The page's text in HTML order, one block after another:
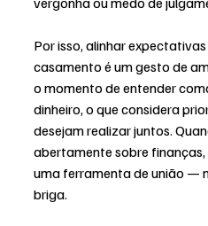
Por isso, alinhar
casamento é um gesto de
o momento de entender
dinheiro, o que considera
desejam realizar juntos.
abertamente sobre
uma ferramenta de união —
briga.